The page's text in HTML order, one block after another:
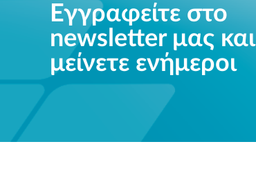
Εγγραφείτε στο
newsletter μας και
μείνετε ενήμεροι